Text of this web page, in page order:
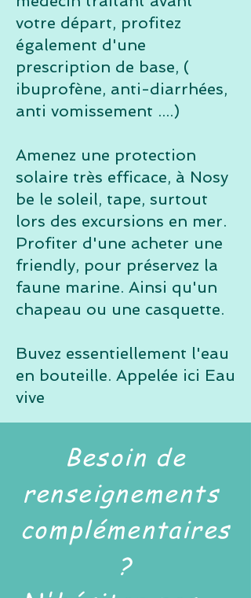
Besoin de
renseignements
complémentaires
?
votre départ, profitez
également d'une
prescription de base, (
ibuprofène, anti-diarrhées,
anti vomissement ....)
Amenez une protection
solaire très efficace, à Nosy
be le soleil, tape, surtout
lors des excursions en mer.
Profiter d'une acheter une
friendly, pour préservez la
faune marine. Ainsi qu'un
chapeau ou une casquette.
Buvez essentiellement l'eau
en bouteille. Appelée ici Eau
vive